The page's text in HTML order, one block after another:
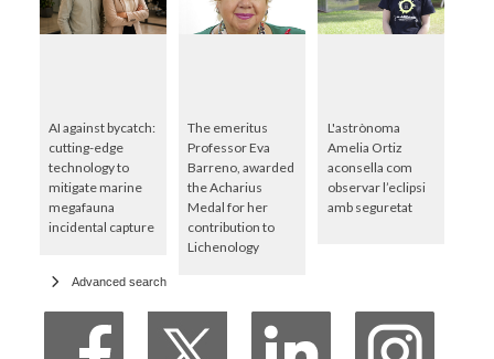
AI against bycatch:
cutting-edge
technology to
mitigate marine
megafauna
incidental capture
The emeritus
Professor Eva
Barreno, awarded
the Acharius
Medal for her
contribution to
Lichenology
L'astrònoma
Amelia Ortiz
aconsella com
observar l’eclipsi
amb seguretat
Advanced search